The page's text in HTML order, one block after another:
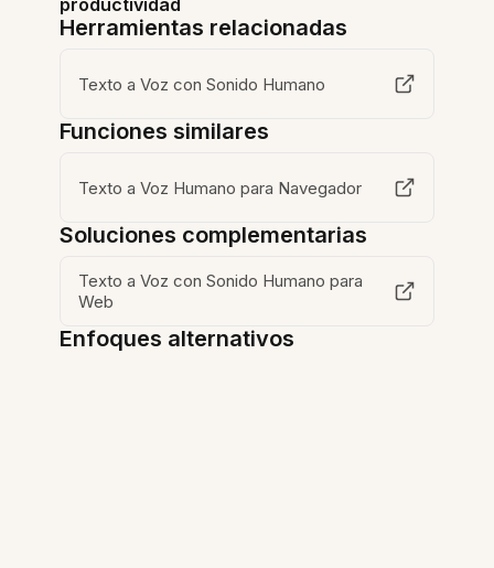
productividad
Herramientas relacionadas
Texto a Voz con Sonido Humano
Funciones similares
Texto a Voz Humano para Navegador
Soluciones complementarias
Texto a Voz con Sonido Humano para
Web
Enfoques alternativos